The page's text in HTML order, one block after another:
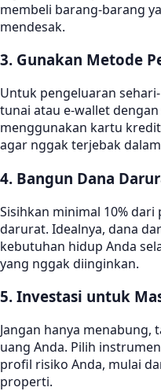
membeli barang-barang
mendesak.
3. Gunakan Metode
Untuk pengeluaran
tunai atau e-wallet
menggunakan kartu
agar nggak terjebak
4. Bangun Dana
Sisihkan minimal 10%
darurat. Idealnya, dana
kebutuhan hidup Anda
yang nggak diinginkan.
5. Investasi untuk
Jangan hanya menabung,
uang Anda. Pilih
profil risiko Anda, mulai
properti.